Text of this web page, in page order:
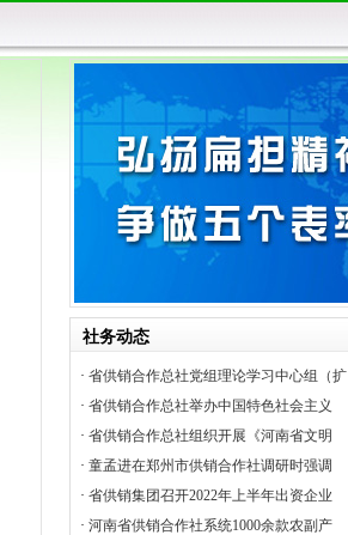
社务动态
· 省供销合作总社党组理论学习中心组（扩
· 省供销合作总社举办中国特色社会主义
· 省供销合作总社组织开展《河南省文明
· 童孟进在郑州市供销合作社调研时强调
· 省供销集团召开2022年上半年出资企业
· 河南省供销合作社系统1000余款农副产